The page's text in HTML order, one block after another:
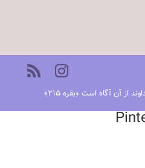
از آن آگاه است ﴿بقره ٢١٥﴾